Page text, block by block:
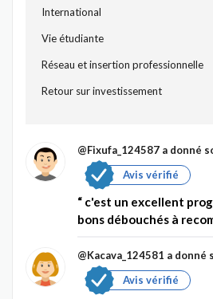
International
Vie étudiante
Réseau et insertion professionnelle
Retour sur investissement
@Fixufa_124587 a donné
Avis vérifié
c'est un excellent
bons débouchés à
@Kacava_124581 a donné
Avis vérifié